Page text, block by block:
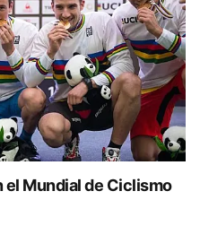
el Mundial de Ciclismo